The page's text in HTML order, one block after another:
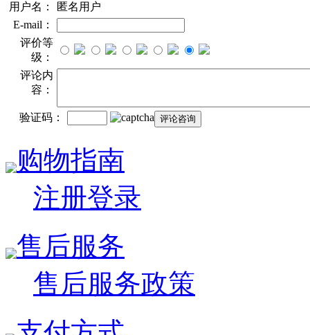
用户名：
匿名用户
E-mail：
评价等
级：
评论内
容：
验证码：
购物指南
注册登录
售后服务
售后服务政策